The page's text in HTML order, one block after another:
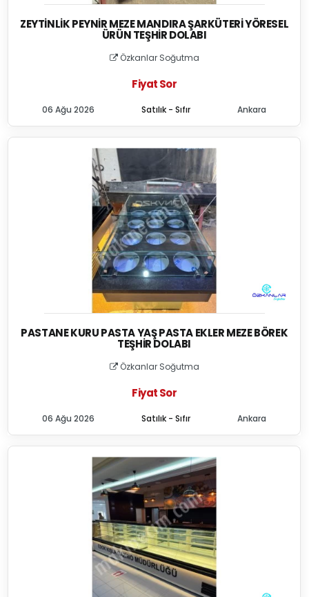
ZEYTINLIK PEYNIR MEZE MANDIRA ŞARKÜTERI YÖRESEL
ÜRÜN TEŞHIR DOLABI
Özkanlar Soğutma
Fiyat Sor
Satılık - Sıfır
06 Ağu 2026 Ankara
PASTANE KURU PASTA YAŞ PASTA EKLER MEZE BÖREK
TEŞHIR DOLABI
Özkanlar Soğutma
Fiyat Sor
Satılık - Sıfır
06 Ağu 2026 Ankara